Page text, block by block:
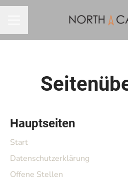
Hauptseiten
Start
Datenschutzerklärung
Offene Stellen